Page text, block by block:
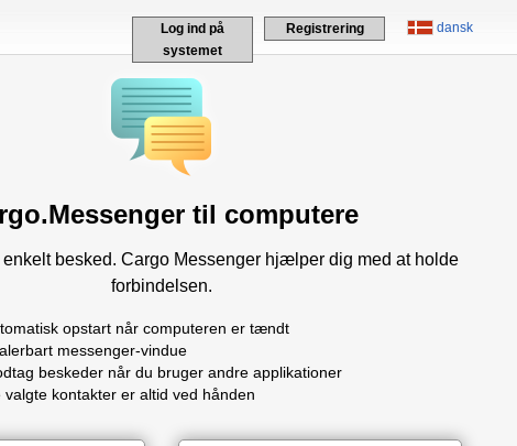
dansk
Log ind på
systemet
Registrering
til computere
besked. Cargo Messenger hjælper dig med at holde
forbindelsen.
opstart når computeren er tændt
messenger-vindue
beskeder når du bruger andre applikationer
valgte kontakter er altid ved hånden